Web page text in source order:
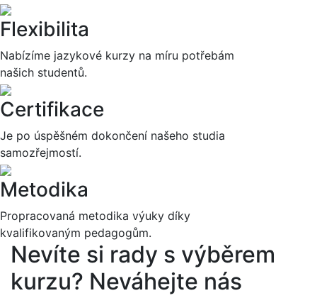
Flexibilita
Nabízíme jazykové kurzy na míru potřebám
našich studentů.
Certifikace
Je po úspěšném dokončení našeho studia
samozřejmostí.
Metodika
Propracovaná metodika výuky díky
kvalifikovaným pedagogům.
Nevíte si rady s výběrem
kurzu? Neváhejte nás